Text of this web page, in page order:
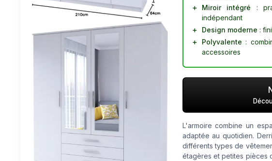
＋
Miroir intégré :
indépendant
＋
Design moderne :
＋
Polyvalente :
accessoires
L'armoire combine un
adaptée au quotidien.
différents types de
étagères et petites pièces